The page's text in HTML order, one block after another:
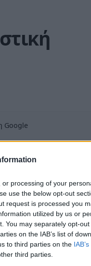
processing of your
use the below opt-out
request is processed you
utilized by us or
You may separately opt-
on the IAB’s list of
to third parties on the
third parties.
Google
δημότες
το οδικό